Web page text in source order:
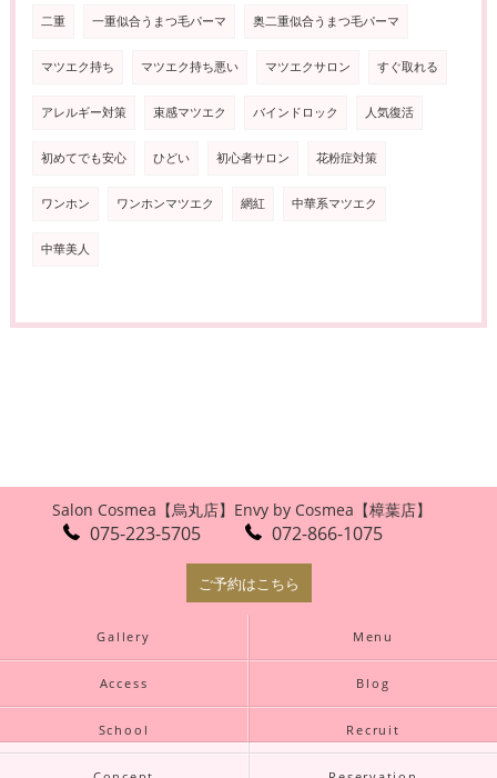
二重 一重似合うまつ毛パーマ 奥二重似合うまつ毛パーマ
マツエク持ち マツエク持ち悪い マツエクサロン すぐ取れる
アレルギー対策 束感マツエク バインドロック 人気復活
初めてでも安心 ひどい 初心者サロン 花粉症対策
ワンホン ワンホンマツエク 網紅 中華系マツエク
中華美人
Salon Cosmea【烏丸店】
075-223-5705
Envy by Cosmea【樟葉店】
072-866-1075
ご予約はこちら
Gallery Menu
Access Blog
School Recruit